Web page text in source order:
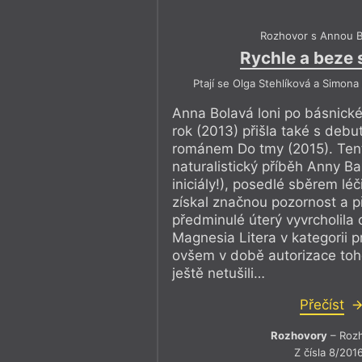
souzní s neonacisty, kteří centrum
řadě ještě nazval demonstranty
zatímco policisty, kteří proti nim
„psychiatrům“. Začínám mít silnou
situaci se ocitá celá naše
jsme si už zvykli, ale tohle je přece
má nádech čehosi skutečně
Hekrdla ve svém skvělém
prezident“ naA2larm.cz:
Je tu však ještě další
Odstraňování toho,
,pseudohumanisti‘ a
odstínů šroubovaně
řád lidských práv‘
povinnosti, liberálové
Rozhovor s Annou
Rychle a beze
Ptají se Olga Stehlíková a
Anna Bolavá loni po
rok (2013) přišla také s
románem Do tmy (2015).
naturalistický příběh Anny
iniciály!), posedlé sběrem
získal značnou pozornost a
předminulé úterý vyvrcholila
Magnesia Litera v kategorii
ovšem v době autorizace
ještě netušili…
Přečíst
Rozhovory–
Z čísla 8/